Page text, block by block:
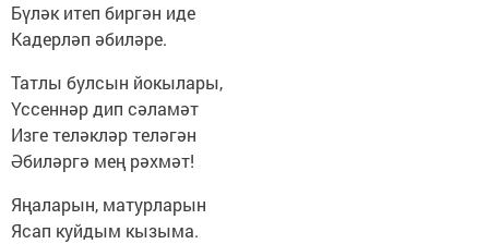
Бүләк итеп биргән иде
Кадерләп әбиләре.
Татлы булсын йокылары,
Үссеннәр дип сәламәт
Изге теләкләр теләгән
Әбиләргә мең рәхмәт!
Яңаларын, матурларын
Ясап куйдым кызыма.